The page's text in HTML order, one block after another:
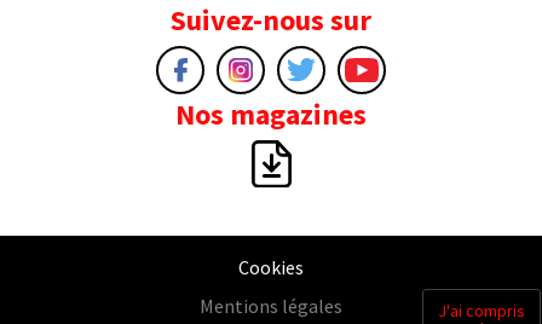
Suivez-nous sur
Nos magazines
Cookies
Mentions légales
J'ai compris